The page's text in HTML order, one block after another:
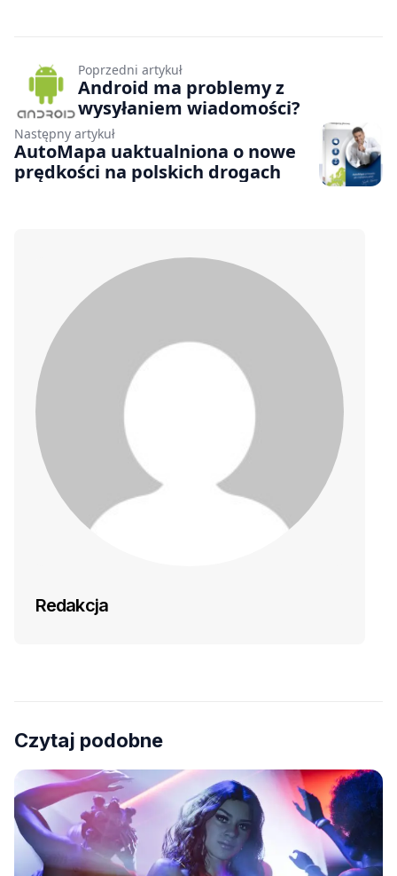
Poprzedni artykuł
Android ma problemy z
wysyłaniem wiadomości?
Następny artykuł
AutoMapa uaktualniona o nowe
prędkości na polskich drogach
Redakcja
Czytaj podobne